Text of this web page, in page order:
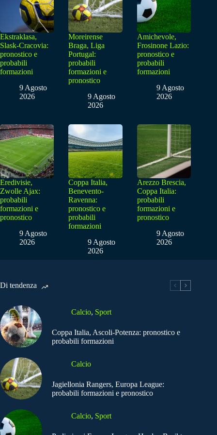
Ekstraklasa,
Slask-Cracovia:
pronostico e
probabili
formazioni
9 Agosto
2026
Moreirense
Braga, Liga
Portugal:
probabili
formazioni e
pronostico
9 Agosto
2026
Amichevole,
Frosinone Lazio:
pronostico e
probabili
formazioni
9 Agosto
2026
Eredivisie,
Zwolle Ajax:
probabili
formazioni e
pronostico
9 Agosto
2026
Coppa Italia,
Benevento-
Ravenna:
pronostico e
probabili
formazioni
9 Agosto
2026
Arezzo Brescia,
Coppa Italia:
probabili
formazioni e
pronostico
9 Agosto
2026
Di tendenza
Calcio, Sport
Coppa Italia, Ascoli-Potenza: pronostico e
probabili formazioni
Calcio
Jagiellonia Rangers, Europa League:
probabili formazioni e pronostico
Calcio, Sport